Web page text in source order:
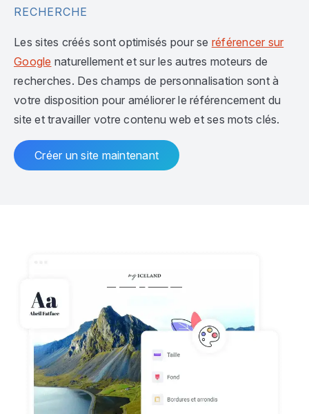
RECHERCHE
Les sites créés sont optimisés pour se référencer sur
Google naturellement et sur les autres moteurs de
recherches. Des champs de personnalisation sont à
votre disposition pour améliorer le référencement du
site et travailler votre contenu web et ses mots clés.
Créer un site maintenant